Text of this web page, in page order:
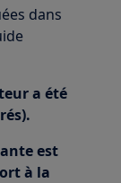
dans
a été
est
à la